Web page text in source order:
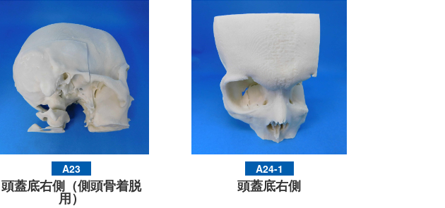
A23
頭蓋底右側（側頭骨着脱
用）
A24-1
頭蓋底右側